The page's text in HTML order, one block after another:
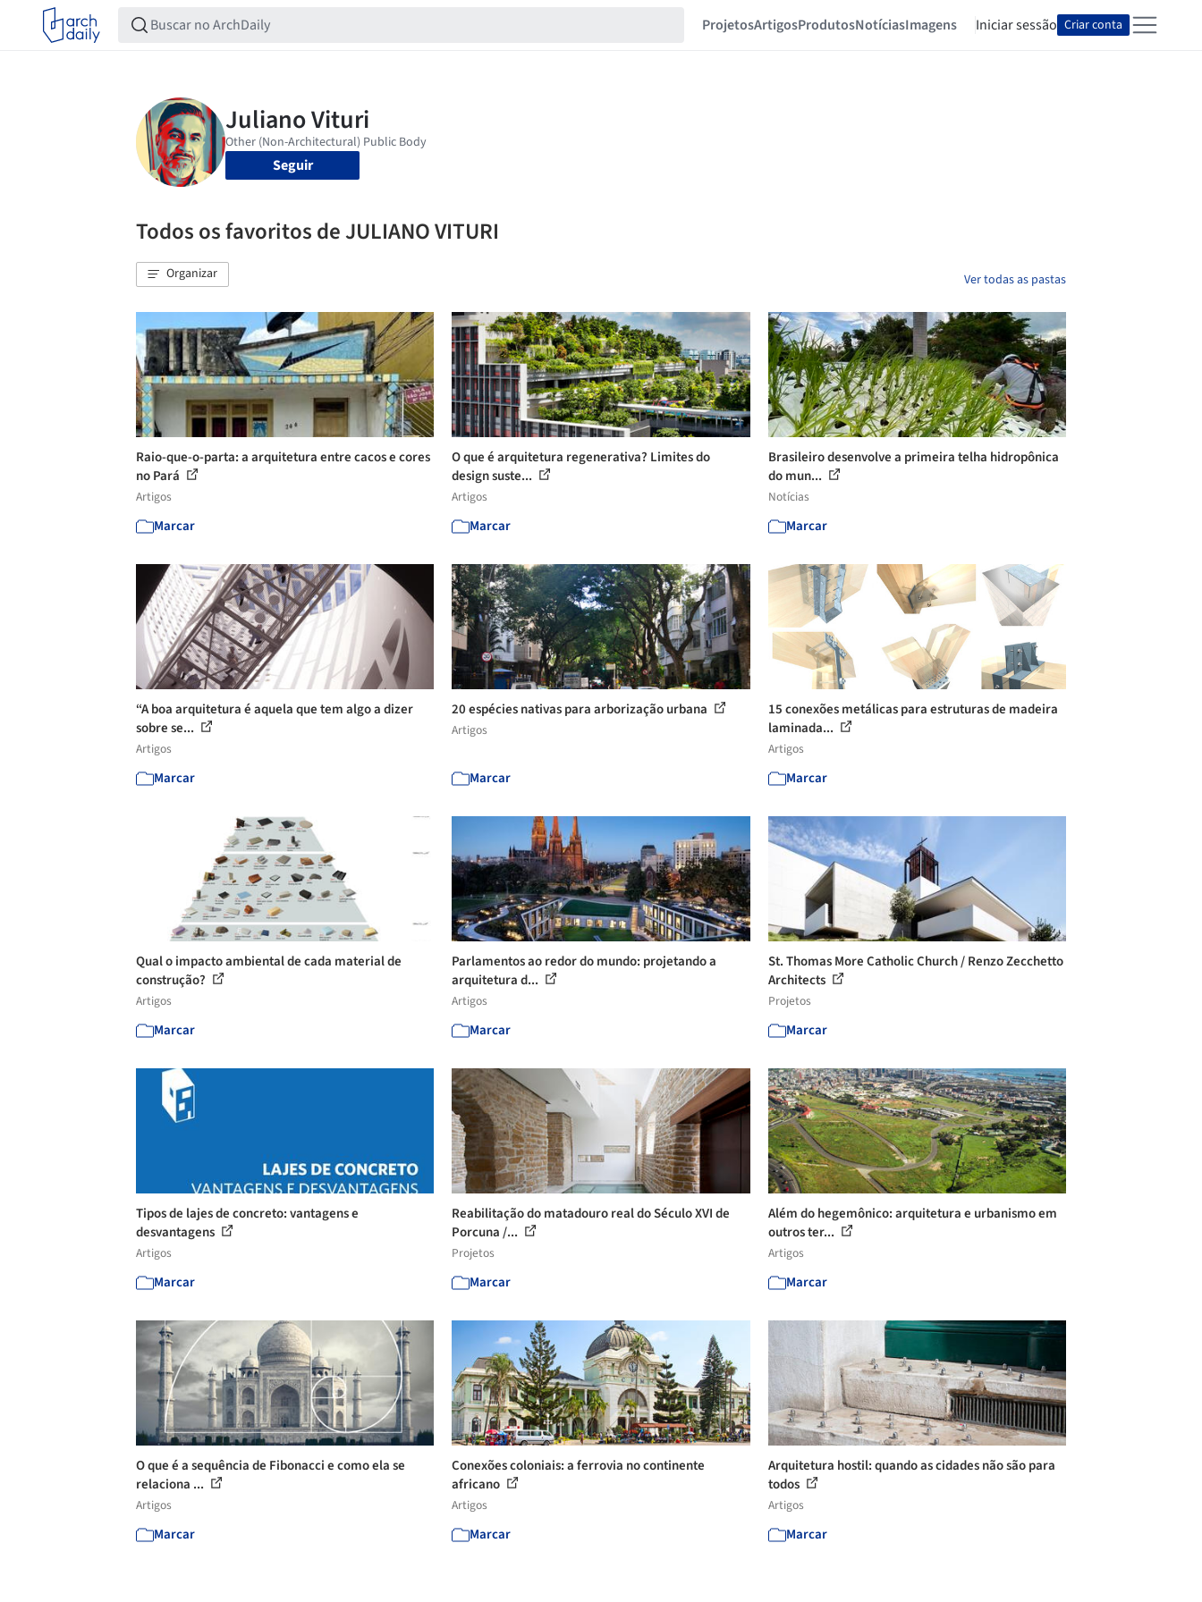
ProjetosArtigosProdutosNotíciasImagens Iniciar sessão Criar conta
Seguir
Todos os favoritos de JULIANO VITURI
Organizar Ver todas as pastas
Raio-que-o-parta: a arquitetura entre cacos e cores
no Pará
Artigos
Marcar
O que é arquitetura regenerativa? Limites do
design suste...
Artigos
Marcar
Brasileiro desenvolve a primeira telha hidropônica
do mun...
Notícias
Marcar
“A boa arquitetura é aquela que tem algo a dizer
sobre se...
Artigos
Marcar
20 espécies nativas para arborização urbana
Artigos
Marcar
15 conexões metálicas para estruturas de madeira
laminada...
Artigos
Marcar
Qual o impacto ambiental de cada material de
construção?
Artigos
Marcar
Parlamentos ao redor do mundo: projetando a
arquitetura d...
Artigos
Marcar
St. Thomas More Catholic Church / Renzo Zecchetto
Architects
Projetos
Marcar
Tipos de lajes de concreto: vantagens e
desvantagens
Artigos
Marcar
Reabilitação do matadouro real do Século XVI de
Porcuna /...
Projetos
Marcar
Além do hegemônico: arquitetura e urbanismo em
outros ter...
Artigos
Marcar
O que é a sequência de Fibonacci e como ela se
relaciona ...
Artigos
Marcar
Conexões coloniais: a ferrovia no continente
africano
Artigos
Marcar
Arquitetura hostil: quando as cidades não são para
todos
Artigos
Marcar